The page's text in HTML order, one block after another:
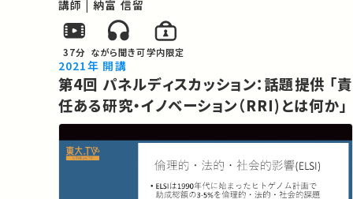
繋がるかもしれません。 お気に入りの講義・講演が
あればSNSなどでシェアをお願い…
講師 | 納富 信留
37分 ながら聞き可学内限定
2021年 開講
第4回 パネルディスカッション：話題提供 「責
任ある研究・イノベーション（RRI)とは何か」